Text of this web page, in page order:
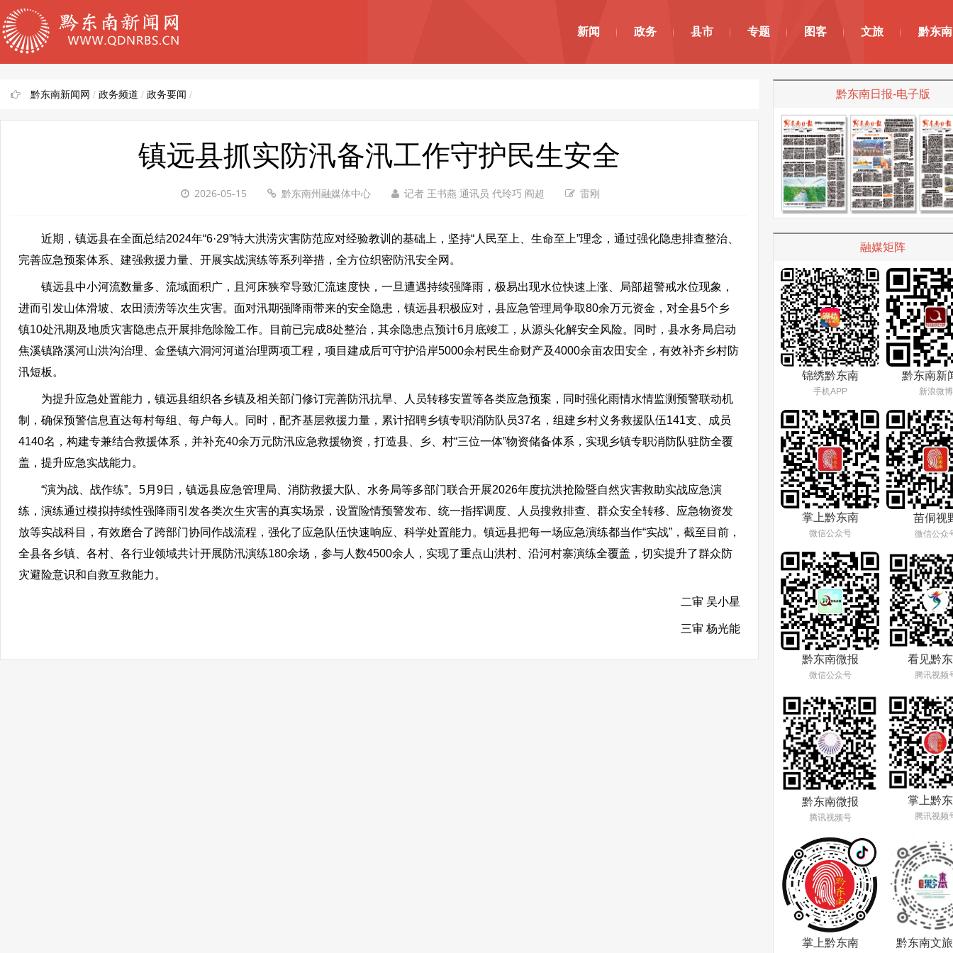
新闻 政务 县市 专题 图客 文旅 黔东
黔东南新闻网 / 政务频道 / 政务要闻 /
镇远县抓实防汛备汛工作守护民生安全
2026-05-15 黔东南州融媒体中心 记者 王书燕 通讯员 代玲巧 阎超 雷刚
近期，镇远县在全面总结2024年“6·29”特大洪涝灾害防范应对经验教训的基础上，坚持“人民至上、生命至上”理念，通过强化隐患排查整治、
完善应急预案体系、建强救援力量、开展实战演练等系列举措，全方位织密防汛安全网。
镇远县中小河流数量多、流域面积广，且河床狭窄导致汇流速度快，一旦遭遇持续强降雨，极易出现水位快速上涨、局部超警戒水位现象，
进而引发山体滑坡、农田渍涝等次生灾害。面对汛期强降雨带来的安全隐患，镇远县积极应对，县应急管理局争取80余万元资金，对全县5个乡
镇10处汛期及地质灾害隐患点开展排危除险工作。目前已完成8处整治，其余隐患点预计6月底竣工，从源头化解安全风险。同时，县水务局启动
焦溪镇路溪河山洪沟治理、金堡镇六洞河河道治理两项工程，项目建成后可守护沿岸5000余村民生命财产及4000余亩农田安全，有效补齐乡村防
汛短板。
为提升应急处置能力，镇远县组织各乡镇及相关部门修订完善防汛抗旱、人员转移安置等各类应急预案，同时强化雨情水情监测预警联动机
制，确保预警信息直达每村每组、每户每人。同时，配齐基层救援力量，累计招聘乡镇专职消防队员37名，组建乡村义务救援队伍141支、成员
4140名，构建专兼结合救援体系，并补充40余万元防汛应急救援物资，打造县、乡、村“三位一体”物资储备体系，实现乡镇专职消防队驻防全覆
盖，提升应急实战能力。
“演为战、战作练”。5月9日，镇远县应急管理局、消防救援大队、水务局等多部门联合开展2026年度抗洪抢险暨自然灾害救助实战应急演
练，演练通过模拟持续性强降雨引发各类次生灾害的真实场景，设置险情预警发布、统一指挥调度、人员搜救排查、群众安全转移、应急物资发
放等实战科目，有效磨合了跨部门协同作战流程，强化了应急队伍快速响应、科学处置能力。镇远县把每一场应急演练都当作“实战”，截至目前，
全县各乡镇、各村、各行业领域共计开展防汛演练180余场，参与人数4500余人，实现了重点山洪村、沿河村寨演练全覆盖，切实提升了群众防
灾避险意识和自救互救能力。
二审 吴小星
三审 杨光能
黔东南日报-电子版
融媒矩阵
锦绣黔东南
手机APP
黔东南新
新浪微博
掌上黔东南
微信公众号
苗侗视
微信公众
黔东南微报
微信公众号
看见黔
腾讯视频
黔东南微报
腾讯视频号
掌上黔
腾讯视频
掌上黔东南 黔东南文